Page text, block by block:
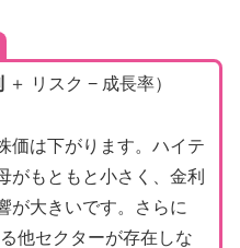
＋ リスク − 成長率）
価は下がります。ハイテ
がもともと小さく、金利
が大きいです。さらに
他セクターが存在しな